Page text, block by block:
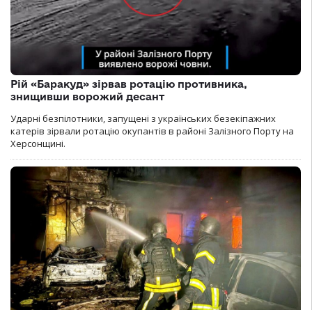
Рій «Баракуд» зірвав ротацію противника,
знищивши ворожий десант
Ударні безпілотники, запущені з українських безекіпажних
катерів зірвали ротацію окупантів в районі Залізного Порту на
Херсонщині.